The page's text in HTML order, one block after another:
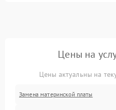
Цены на
Цены актуальны на
Замена материнской платы